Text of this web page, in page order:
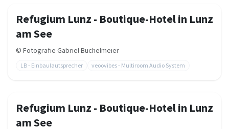
Refugium Lunz - Boutique-Hotel in Lunz
am See
© Fotografie Gabriel Büchelmeier
LB - Einbaulautsprecher veoovibes - Multiroom Audio System
Refugium Lunz - Boutique-Hotel in Lunz
am See